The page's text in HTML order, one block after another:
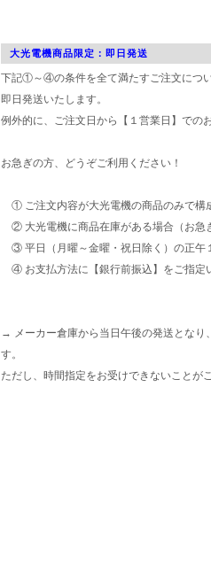
大光電機商品限定：即日発送
下記①～④の条件を全て満たすご注文につ
即日発送いたします。
例外的に、ご注文日から【１営業日】での
お急ぎの方、どうぞご利用ください！
① ご注文内容が大光電機の商品のみで構
② 大光電機に商品在庫がある場合（お急
③ 平日（月曜～金曜・祝日除く）の正午
④ お支払方法に【銀行前振込】をご指定
→ メーカー倉庫から当日午後の発送となり
す。
ただし、時間指定をお受けできないことが